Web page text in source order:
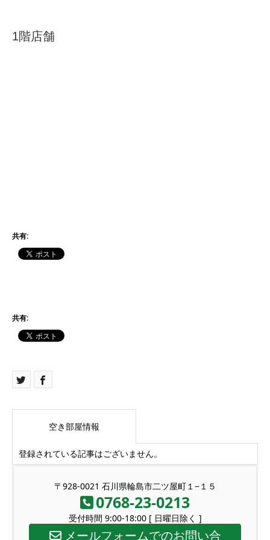
1階店舗
共有:
共有:
空き部屋情報
登録されている記事はございません。
〒928-0021 石川県輪島市二ツ屋町１−１５
0768-23-0213
受付時間 9:00-18:00 [ 日曜日除く ]
メールフォームでのお問い合